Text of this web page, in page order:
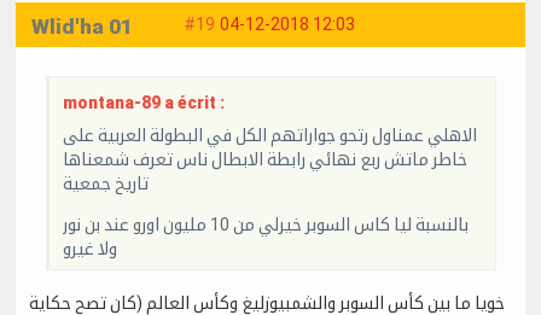
#19 04-12-2018 12:03
Wlid'ha 01
montana-89 a écrit :
الاهلي عمناول رتحو جواراتهم الكل في البطولة العربية على
خاطر ماتش ربع نهائي رابطة الابطال ناس تعرف شمعناها
تاريخ جمعية
بالنسبة ليا كاس السوبر خيرلي من 10 مليون اورو عند بن نور
ولا غيرو
خويا ما بين كأس السوبر والشمبيوزليغ وكأس العالم (كان تصح حكاية